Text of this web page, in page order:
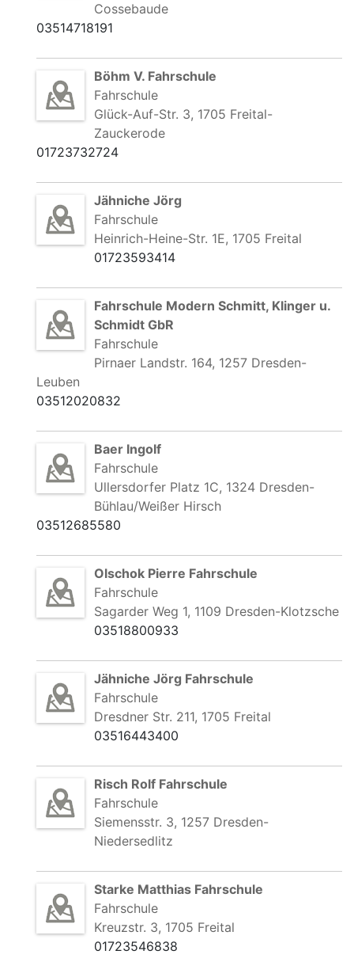
Cossebaude
03514718191
Böhm V. Fahrschule
Fahrschule
Glück-Auf-Str. 3, 1705 Freital-
Zauckerode
01723732724
Jähniche Jörg
Fahrschule
Heinrich-Heine-Str. 1E, 1705 Freital
01723593414
Fahrschule Modern Schmitt, Klinger u.
Schmidt GbR
Fahrschule
Pirnaer Landstr. 164, 1257 Dresden-
Leuben
03512020832
Baer Ingolf
Fahrschule
Ullersdorfer Platz 1C, 1324 Dresden-
Bühlau/Weißer Hirsch
03512685580
Olschok Pierre Fahrschule
Fahrschule
Sagarder Weg 1, 1109 Dresden-Klotzsche
03518800933
Jähniche Jörg Fahrschule
Fahrschule
Dresdner Str. 211, 1705 Freital
03516443400
Risch Rolf Fahrschule
Fahrschule
Siemensstr. 3, 1257 Dresden-
Niedersedlitz
Starke Matthias Fahrschule
Fahrschule
Kreuzstr. 3, 1705 Freital
01723546838